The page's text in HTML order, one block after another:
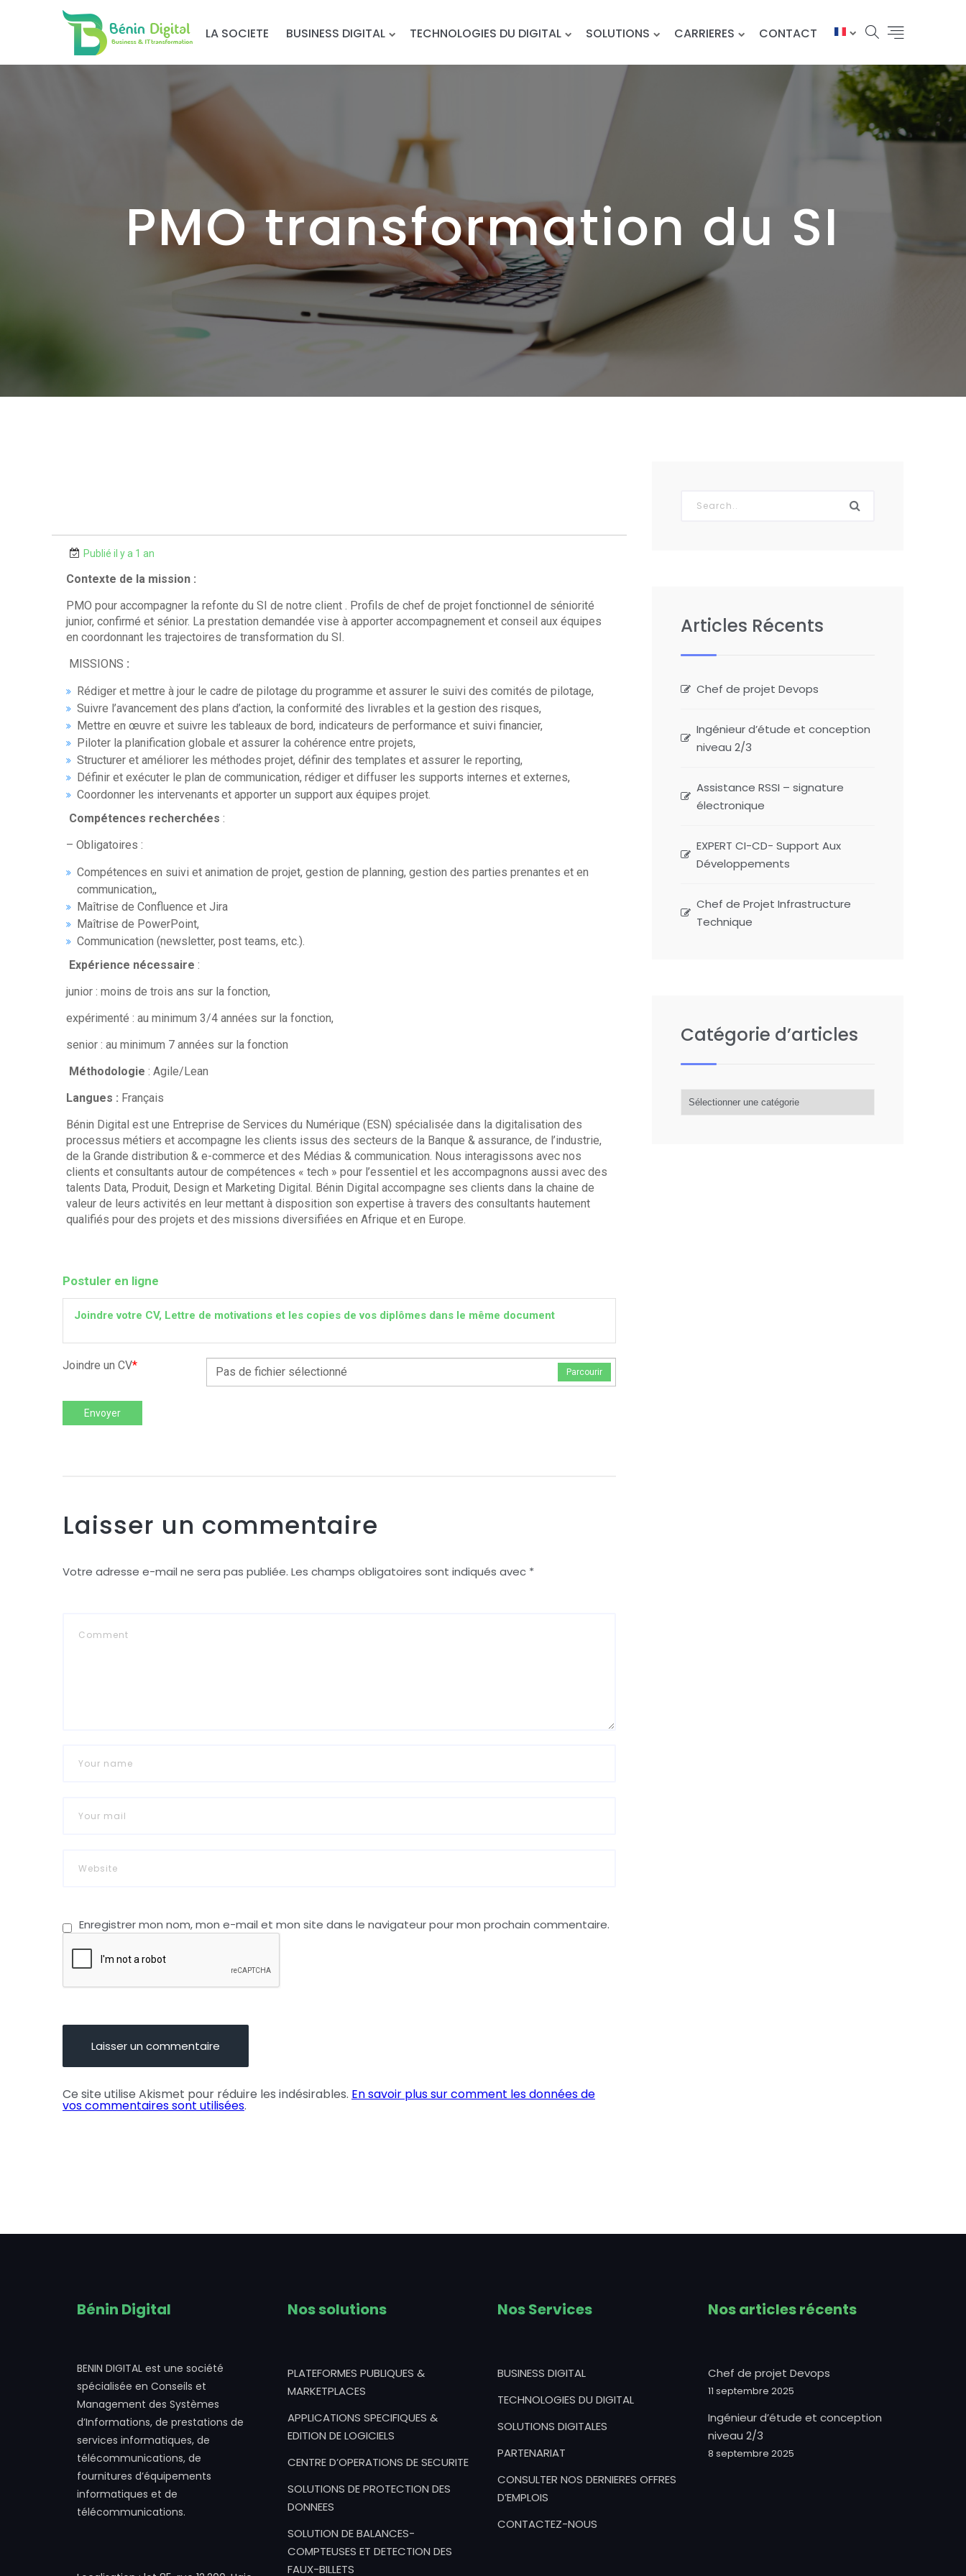
LA SOCIETE BUSINESS DIGITAL TECHNOLOGIES DU DIGITAL SOLUTIONS CARRIERES CONTACT
PMO transformation du SI
Publié il y a 1 an
Contexte de la mission :
PMO pour accompagner la refonte du SI de notre client . Profils de chef de projet fonctionnel de séniorité
junior, confirmé et sénior. La prestation demandée vise à apporter accompagnement et conseil aux équipes
en coordonnant les trajectoires de transformation du SI.
MISSIONS :
Rédiger et mettre à jour le cadre de pilotage du programme et assurer le suivi des comités de pilotage,
Suivre l’avancement des plans d’action, la conformité des livrables et la gestion des risques,
Mettre en œuvre et suivre les tableaux de bord, indicateurs de performance et suivi financier,
Piloter la planification globale et assurer la cohérence entre projets,
Structurer et améliorer les méthodes projet, définir des templates et assurer le reporting,
Définir et exécuter le plan de communication, rédiger et diffuser les supports internes et externes,
Coordonner les intervenants et apporter un support aux équipes projet.
Compétences recherchées :
– Obligatoires :
Compétences en suivi et animation de projet, gestion de planning, gestion des parties prenantes et en
communication,,
Maîtrise de Confluence et Jira
Maîtrise de PowerPoint,
Communication (newsletter, post teams, etc.).
Expérience nécessaire :
junior : moins de trois ans sur la fonction,
expérimenté : au minimum 3/4 années sur la fonction,
senior : au minimum 7 années sur la fonction
Méthodologie : Agile/Lean
Langues : Français
Bénin Digital est une Entreprise de Services du Numérique (ESN) spécialisée dans la digitalisation des
processus métiers et accompagne les clients issus des secteurs de la Banque & assurance, de l’industrie,
de la Grande distribution & e-commerce et des Médias & communication. Nous interagissons avec nos
clients et consultants autour de compétences « tech » pour l’essentiel et les accompagnons aussi avec des
talents Data, Produit, Design et Marketing Digital. Bénin Digital accompagne ses clients dans la chaine de
valeur de leurs activités en leur mettant à disposition son expertise à travers des consultants hautement
qualifiés pour des projets et des missions diversifiées en Afrique et en Europe.
Postuler en ligne
Joindre votre CV, Lettre de motivations et les copies de vos diplômes dans le même document
Joindre un CV* Pas de fichier sélectionné Parcourir
Envoyer
Laisser un commentaire
Votre adresse e-mail ne sera pas publiée. Les champs obligatoires sont indiqués avec *
Enregistrer mon nom, mon e-mail et mon site dans le navigateur pour mon prochain commentaire.
Ce site utilise Akismet pour réduire les indésirables. En savoir plus sur comment les données de
vos commentaires sont utilisées.
Articles Récents
Chef de projet Devops
Ingénieur d’étude et conception
niveau 2/3
Assistance RSSI – signature
électronique
EXPERT CI-CD- Support Aux
Développements
Chef de Projet Infrastructure
Technique
Catégorie d’articles
d’articles
Bénin Digital
BENIN DIGITAL est une société
spécialisée en Conseils et
Management des Systèmes
d’Informations, de prestations de
services informatiques, de
télécommunications, de
fournitures d’équipements
informatiques et de
télécommunications.
Nos solutions
PLATEFORMES PUBLIQUES &
MARKETPLACES
APPLICATIONS SPECIFIQUES &
EDITION DE LOGICIELS
CENTRE D’OPERATIONS DE SECURITE
SOLUTIONS DE PROTECTION DES
DONNEES
SOLUTION DE BALANCES-
COMPTEUSES ET DETECTION DES
FAUX-BILLETS
Nos Services
BUSINESS DIGITAL
TECHNOLOGIES DU DIGITAL
SOLUTIONS DIGITALES
PARTENARIAT
CONSULTER NOS DERNIERES OFFRES
D’EMPLOIS
CONTACTEZ-NOUS
Nos articles récents
Chef de projet Devops
11 septembre 2025
Ingénieur d’étude et conception
niveau 2/3
8 septembre 2025